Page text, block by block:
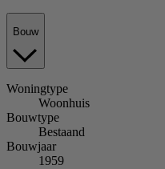
Bouw
Woningtype
Woonhuis
Bouwtype
Bestaand
Bouwjaar
1959